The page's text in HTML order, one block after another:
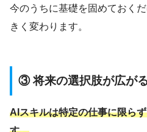
今のうちに基礎を固めておく
きく変わります。
③ 将来の選択肢が広が
AIスキルは特定の仕事に限ら